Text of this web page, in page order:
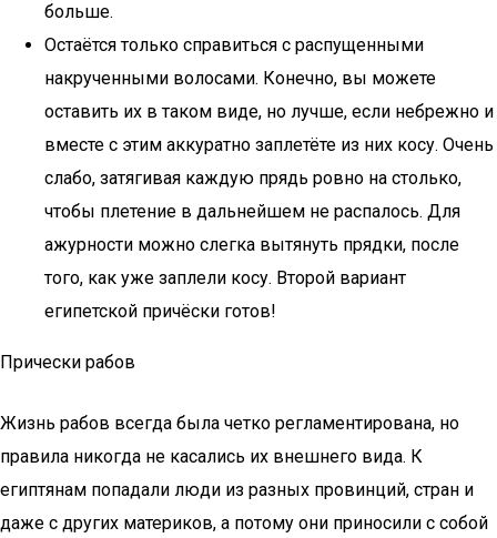
больше.
Остаётся только справиться с распущенными
накрученными волосами. Конечно, вы можете
оставить их в таком виде, но лучше, если небрежно и
вместе с этим аккуратно заплетёте из них косу. Очень
слабо, затягивая каждую прядь ровно на столько,
чтобы плетение в дальнейшем не распалось. Для
ажурности можно слегка вытянуть прядки, после
того, как уже заплели косу. Второй вариант
египетской причёски готов!
Прически рабов
Жизнь рабов всегда была четко регламентирована, но
правила никогда не касались их внешнего вида. К
египтянам попадали люди из разных провинций, стран и
даже с других материков, а потому они приносили с собой